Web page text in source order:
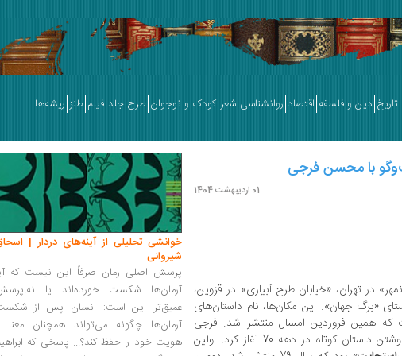
تاریخ دین و فلسفه اقتصاد روانشناسی شعر کودک و نوجوان طرح جلد فیلم طنز ریشه‌ها
با محسن فرجی
01 اردیبهشت 1404
در تهران، «خیابان طرح آبیاری» در قزوین،
«برگ جهان». این مکان‌ها، نام داستان‌های
همین فروردین امسال منتشر شد. فرجی
نویسنده و منتقد نویسندگی را با نوشتن داستان کوتاه در دهه 70 آغاز کرد. اولین
خوانشی تحلیلی از آینه‌های دردار |
شیروانی
پرسش اصلی رمان صرفاً این نیست که
آرمان‌ها شکست خورده‌اند یا
عمیق‌تر این است: انسان پس از
آرمان‌ها چگونه می‌تواند همچنان معنا
هویت خود را حفظ کند؟... پاسخی که